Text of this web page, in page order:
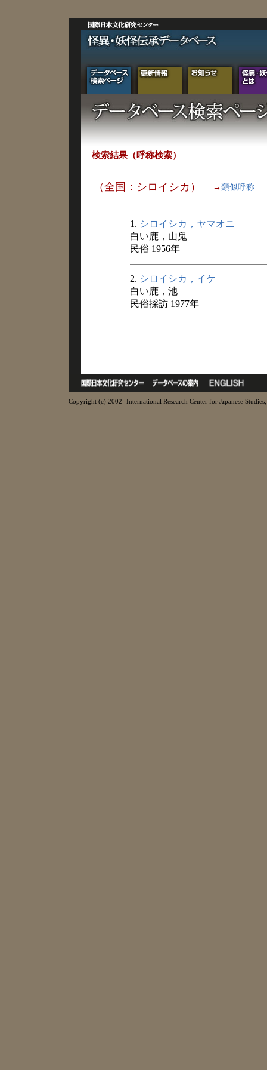
検索結果（呼称検索）
（全国：シロイシカ） → 類似呼称
1. シロイシカ，ヤマオニ
白い鹿，山鬼
民俗 1956年
2. シロイシカ，イケ
白い鹿，池
民俗採訪 1977年
Copyright (c) 2002- International Research Center for Japanese